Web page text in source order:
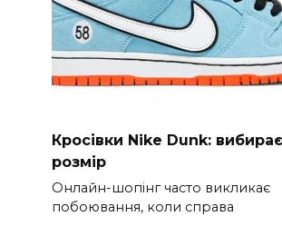
Кросівки Nike Dunk:
розмір
Онлайн-шопінг часто викликає
побоювання, коли справа